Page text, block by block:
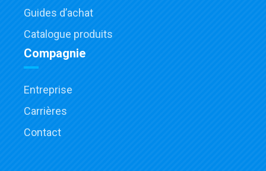
Guides d’achat
Catalogue produits
Compagnie
Entreprise
Carrières
Contact